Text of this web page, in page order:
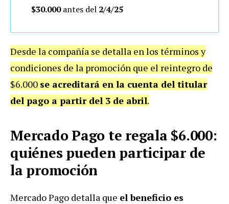
$30.000antes del 2/4/25
Desde la compañía se detalla en los términos y
condiciones de la promoción que el reintegro de
$6.000 se acreditará en la cuenta del titular
del pago a partir del 3 de abril.
Mercado Pago te regala $6.000:
quiénes pueden participar de
la promoción
Mercado Pago detalla que el beneficio es